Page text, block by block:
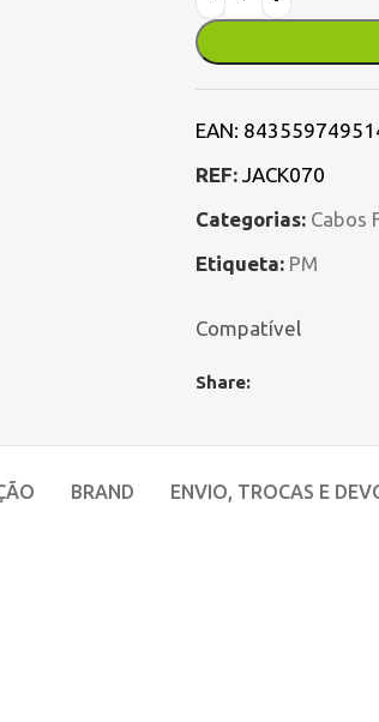
EAN:
REF: JACK070
Categorias: Cabos
Etiqueta: PM
Compatível
Share:
BRAND ENVIO, TROCAS E